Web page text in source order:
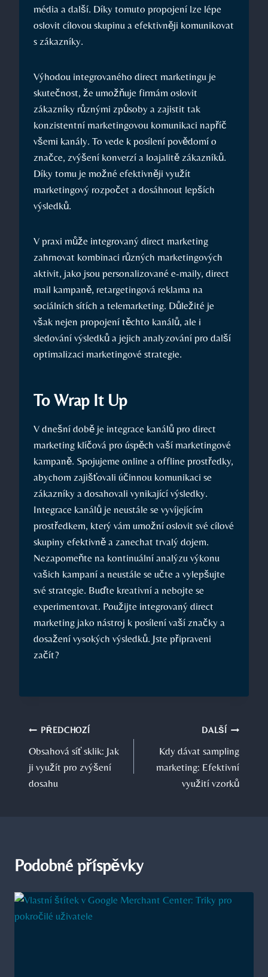
média a další. Díky tomuto propojení lze lépe
oslovit⁢ cílovou skupinu a efektivněji komunikovat
s zákazníky.
Výhodou integrovaného direct ⁣marketingu⁢ je
skutečnost,‌ že umožňuje firmám oslovit
zákazníky různými způsoby a ​zajistit tak
konzistentní marketingovou komunikaci napříč
‍všemi kanály. To vede k posílení povědomí o‍
značce, zvýšení ⁤konverzí a‌ loajalitě zákazníků.
Díky tomu je možné efektivněji využít
marketingový rozpočet a ​dosáhnout lepších
výsledků.
V praxi může integrovaný ​direct marketing
zahrnovat kombinaci ⁣různých marketingových
aktivit, jako jsou personalizované e-maily, direct
mail kampaně,​ retargetingová reklama na
‍sociálních sítích a telemarketing. Důležité je
však nejen propojení těchto kanálů, ale i
sledování výsledků a jejich analyzování pro další‌
optimalizaci marketingové⁣ strategie.
To ‍Wrap It Up
V ⁣dnešní době je integrace kanálů pro direct
marketing klíčová pro úspěch vaší‌ marketingové
kampaně. Spojujeme online a offline ⁣prostředky,
abychom zajišťovali‍ účinnou komunikaci se
zákazníky⁣ a dosahovali vynikající ‍výsledky.
Integrace ​kanálů je neustále se vyvíjejícím
prostředkem, který vám ⁤umožní oslovit své cílové‌
skupiny efektivně a zanechat ​trvalý​ dojem.
Nezapomeňte na ⁣kontinuální analýzu výkonu
vašich kampaní a neustále se učte a vylepšujte
své strategie. ⁤Buďte kreativní a nebojte se
experimentovat. Použijte ⁣integrovaný direct
marketing jako⁣ nástroj k posílení vaší značky⁤ a
dosažení vysokých výsledků. ​Jste připraveni
začít?
Navigace
pro
příspěvek
PŘEDCHOZÍ
Obsahová síť sklik: Jak
ji využít pro zvýšení
dosahu
DALŠÍ
Kdy dávat sampling
marketing: Efektivní
využití vzorků
Podobné příspěvky